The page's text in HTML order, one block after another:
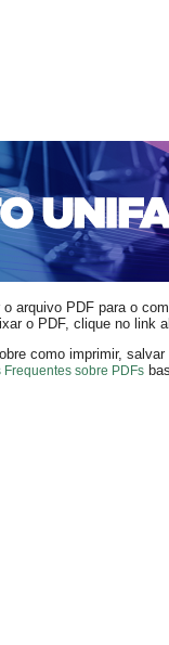
CADASTRO
100 WEBMAIL
ser carregado no
versão atual do
arquivo PDF para o
o PDF, clique no link
como imprimir,
Frequentes sobre PDFs